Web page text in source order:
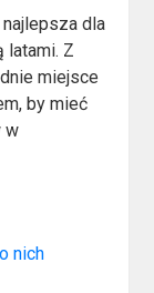
dla
latami. Z
miejsce
by mieć
w
nich